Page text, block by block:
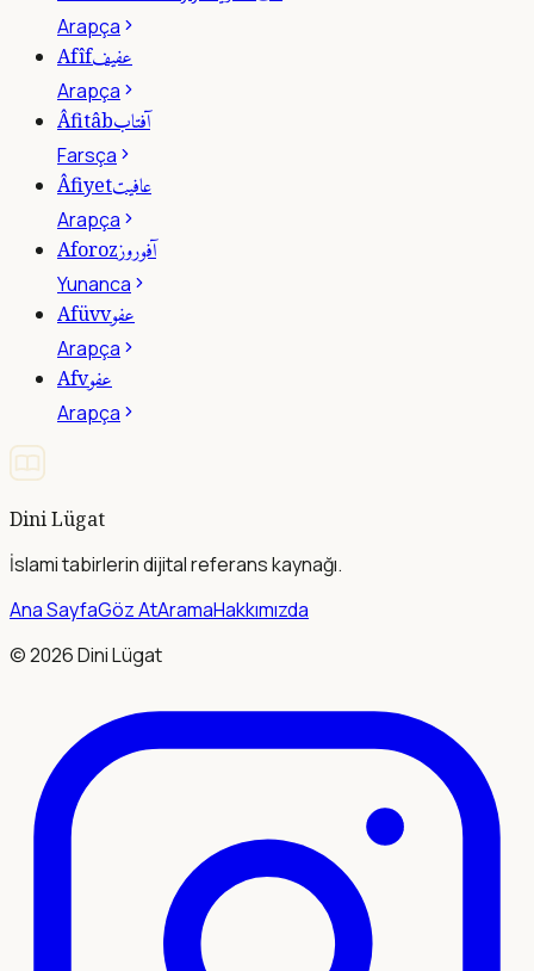
Arapça
Afîfعفيف
Arapça
Âfitâbآفتاب
Farsça
Âfiyetعافيت
Arapça
Aforozآفوروز
Yunanca
Afüvvعفو
Arapça
Afvعفو
Arapça
Dini Lügat
İslami tabirlerin dijital referans kaynağı.
Ana SayfaGöz AtAramaHakkımızda
©2026Dini Lügat